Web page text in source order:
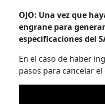
OJO: Una vez que
engrane para
especificaciones del
En el caso de haber
pasos para cancelar el